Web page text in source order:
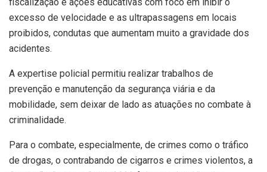
excesso de velocidade e as ultrapassagens em locais
proibidos, condutas que aumentam muito a gravidade dos
acidentes.
A expertise policial permitiu realizar trabalhos de
prevenção e manutenção da segurança viária e da
mobilidade, sem deixar de lado as atuações no combate à
criminalidade.
Para o combate, especialmente, de crimes como o tráfico
de drogas, o contrabando de cigarros e crimes violentos, a